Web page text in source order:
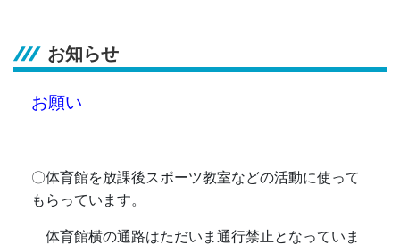
お知らせ
お願い
〇体育館を放課後スポーツ教室などの活動に使って
もらっています。
体育館横の通路はただいま通行禁止となっていま